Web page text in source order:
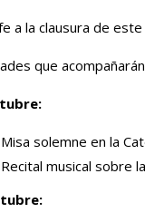
a la clausura de
que
solemne en la
musical sobre